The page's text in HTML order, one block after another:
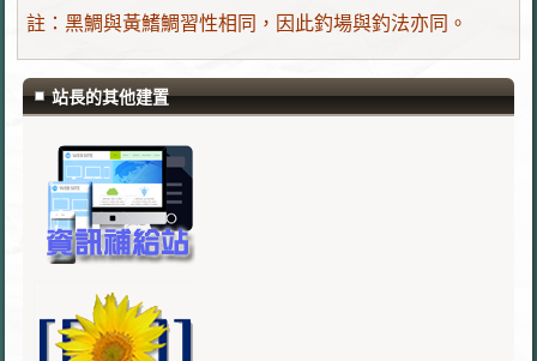
註：黑鯛與黃鰭鯛習性相同，因此釣場與釣法亦同。
站長的其他建置